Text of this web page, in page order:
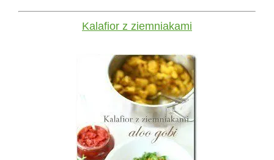
Kalafior z ziemniakami